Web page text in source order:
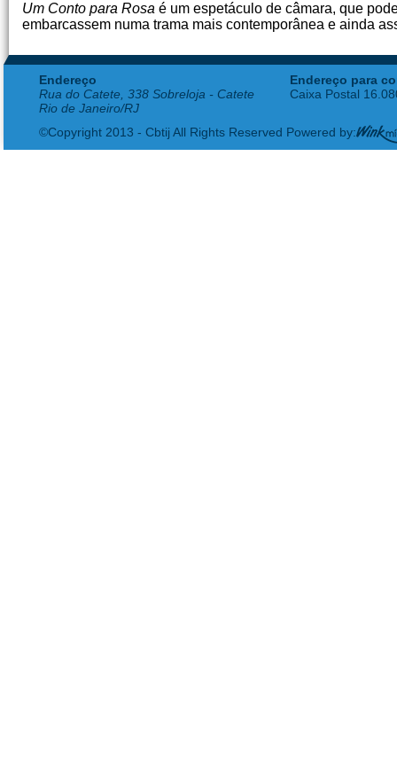
Um Conto para Rosa é um espetáculo de câmara, que
embarcassem numa trama mais contemporânea e ainda
Endereço
Rua do Catete, 338 Sobreloja - Catete
Rio de Janeiro/RJ
Endereço para
Caixa Postal
©Copyright 2013 - Cbtij All Rights Reserved Powered by: